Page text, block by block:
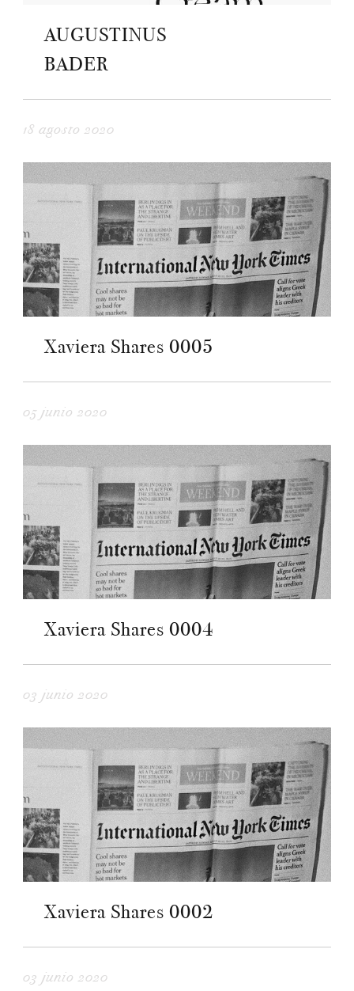
AUGUSTINUS
BADER
18 agosto 2020
Xaviera Shares 0005
05 junio 2020
Xaviera Shares 0004
03 junio 2020
Xaviera Shares 0002
03 junio 2020